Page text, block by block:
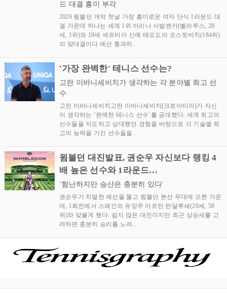
드 대결 흥미 부각
2026 윔블던 개막 첫날 가장 흥미로운 여자 단식 1라운드 대
결 가운데 하나는 세계 1위 아리나 사발렌카(벨라루스, 28
세, 1위)와 19세 세르비아 신예 테오도라 코스토비치(184위)
의 맞대결이다.예선 통과하…
'가장 완벽한' 테니스 선수는?
고란 이바니세비치가 생각하는 각 분야별 최고 선
수
고란 이바니세비치고란 이바니세비치(크로아티아)가 자신
이 생각하는 ‘완벽한 테니스 선수’를 공개했다. 세계 최고의
선수들을 지도하고 상대했던 경험을 바탕으로 각 기술별 최
고의 능력을 가진 선수들을…
윔블던 대진발표, 권순우 자신보다 랭킹 4
배 높은 선수와 1라운드…
'험난하지만 승산은 충분히 있다'
권순우가 치열한 예선을 뚫고 윔블던 본선 무대에 오른 가운
데, 1회전에서 스페인의 유망주 마르틴 란달루세(20세, 58
위)와 맞붙게 됐다. 쉽지 않은 대진이지만 최근 상승세를 고
려하면 충분히 승리를 노려…